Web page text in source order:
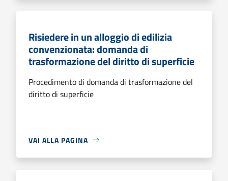
Risiedere in un alloggio di edilizia
convenzionata: domanda di
trasformazione del diritto di superficie
Procedimento di domanda di trasformazione del
diritto di superficie
VAI ALLA PAGINA